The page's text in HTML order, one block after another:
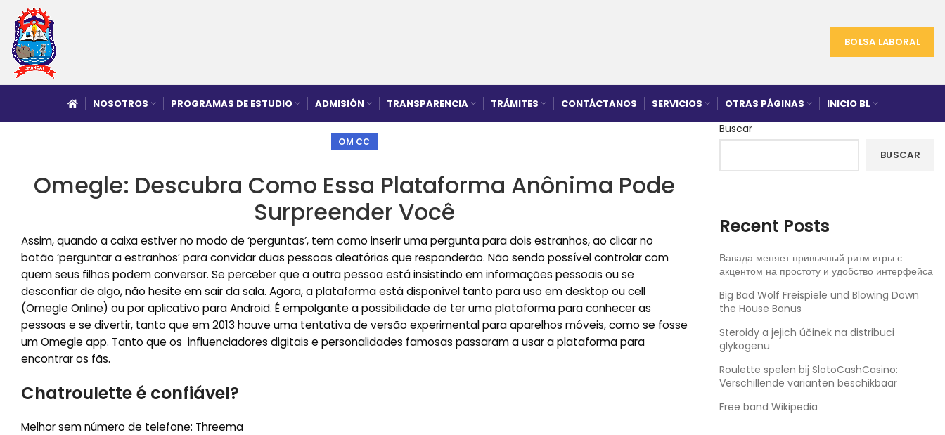
BOLSA LABORAL
NOSOTROS PROGRAMAS DE ESTUDIO ADMISIÓN TRANSPARENCIA TRÁMITES CONTÁCTANOS SERVICIOS OTRAS PÁGINAS INICIO BL
OM CC
Omegle: Descubra Como Essa Plataforma Anônima Pode
Surpreender Você
Assim, quando a caixa estiver no modo de ‘perguntas’, tem como inserir uma pergunta para dois estranhos, ao clicar no
botão ‘perguntar a estranhos’ para convidar duas pessoas aleatórias que responderão. Não sendo possível controlar com
quem seus filhos podem conversar. Se perceber que a outra pessoa está insistindo em informações pessoais ou se
desconfiar de algo, não hesite em sair da sala. Agora, a plataforma está disponível tanto para uso em desktop ou cell
(Omegle Online) ou por aplicativo para Android. É empolgante a possibilidade de ter uma plataforma para conhecer as
pessoas e se divertir, tanto que em 2013 houve uma tentativa de versão experimental para aparelhos móveis, como se fosse
um Omegle app. Tanto que os influenciadores digitais e personalidades famosas passaram a usar a plataforma para
encontrar os fãs.
Chatroulette é confiável?
Melhor sem número de telefone: Threema
Buscar
BUSCAR
Recent Posts
Вавада меняет привычный ритм игры с
акцентом на простоту и удобство интерфейса
Big Bad Wolf Freispiele und Blowing Down
the House Bonus
Steroidy a jejich účinek na distribuci
glykogenu
Roulette spelen bij SlotoCashCasino:
Verschillende varianten beschikbaar
Free band Wikipedia